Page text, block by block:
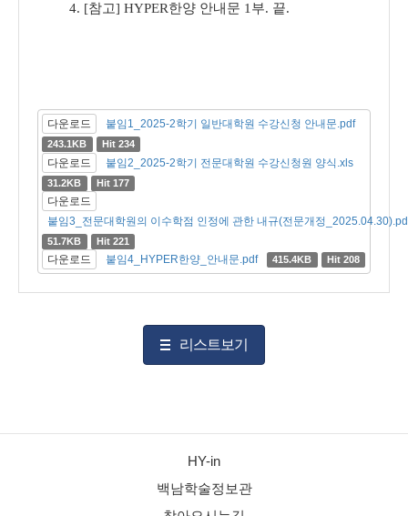
4. [참고] HYPER한양 안내문 1부. 끝.
다운로드 붙임1_2025-2학기 일반대학원 수강신청 안내문.pdf
243.1KB Hit 234
다운로드 붙임2_2025-2학기 전문대학원 수강신청원 양식.xls
31.2KB Hit 177
다운로드
붙임3_전문대학원의 이수학점 인정에 관한 내규(전문개정
51.7KB Hit 221
다운로드 붙임4_HYPER한양_안내문.pdf 415.4KB Hit 208
리스트보기
HY-in
백남학술정보관